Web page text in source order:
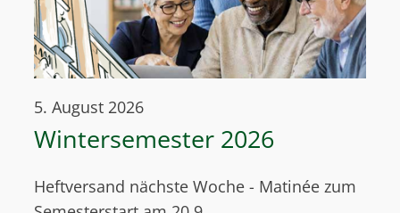
5. August 2026
Wintersemester 2026
Heftversand nächste Woche - Matinée zum